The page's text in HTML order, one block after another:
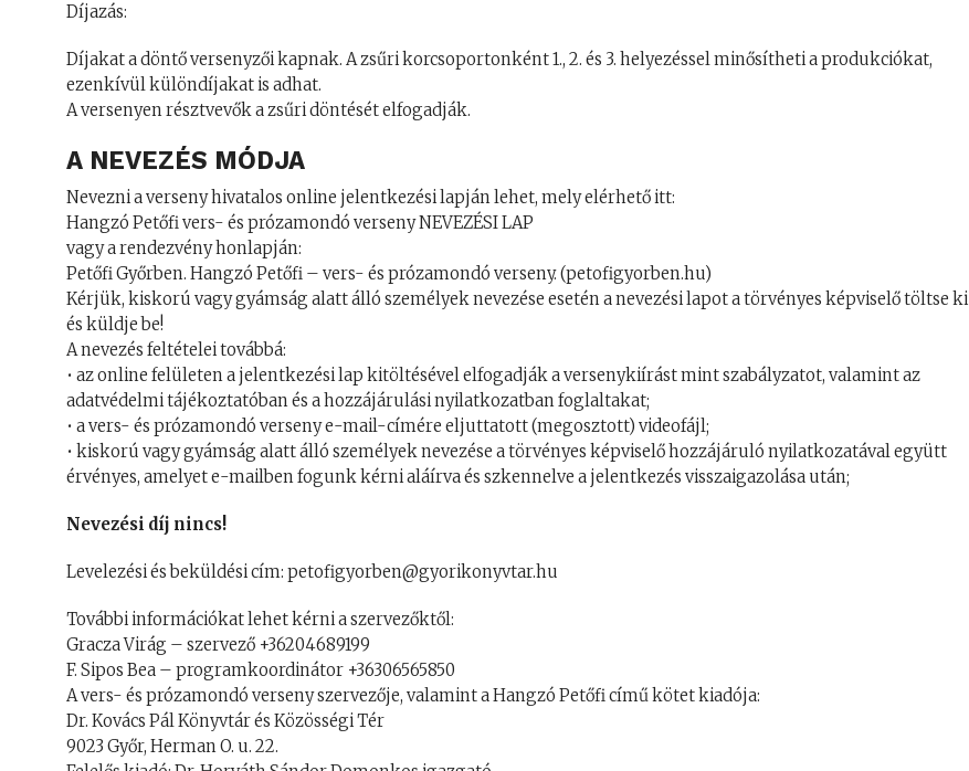
Díjazás:
Díjakat a döntő versenyzői kapnak. A zsűri korcsoportonként 1., 2. és 3. helyezéssel minősítheti a produkciókat,
ezenkívül különdíjakat is adhat.
A versenyen résztvevők a zsűri döntését elfogadják.
A NEVEZÉS MÓDJA
Nevezni a verseny hivatalos online jelentkezési lapján lehet, mely elérhető itt:
Hangzó Petőfi vers- és prózamondó verseny NEVEZÉSI LAP
vagy a rendezvény honlapján:
Petőfi Győrben. Hangzó Petőfi – vers- és prózamondó verseny. (petofigyorben.hu)
Kérjük, kiskorú vagy gyámság alatt álló személyek nevezése esetén a nevezési lapot a törvényes képviselő töltse ki
és küldje be!
A nevezés feltételei továbbá:
• az online felületen a jelentkezési lap kitöltésével elfogadják a versenykiírást mint szabályzatot, valamint az
adatvédelmi tájékoztatóban és a hozzájárulási nyilatkozatban foglaltakat;
• a vers- és prózamondó verseny e-mail-címére eljuttatott (megosztott) videofájl;
• kiskorú vagy gyámság alatt álló személyek nevezése a törvényes képviselő hozzájáruló nyilatkozatával együtt
érvényes, amelyet e-mailben fogunk kérni aláírva és szkennelve a jelentkezés visszaigazolása után;
Nevezési díj nincs!
Levelezési és beküldési cím: petofigyorben@gyorikonyvtar.hu
További információkat lehet kérni a szervezőktől:
Gracza Virág – szervező +36204689199
F. Sipos Bea – programkoordinátor +36306565850
A vers- és prózamondó verseny szervezője, valamint a Hangzó Petőfi című kötet kiadója:
Dr. Kovács Pál Könyvtár és Közösségi Tér
9023 Győr, Herman O. u. 22.